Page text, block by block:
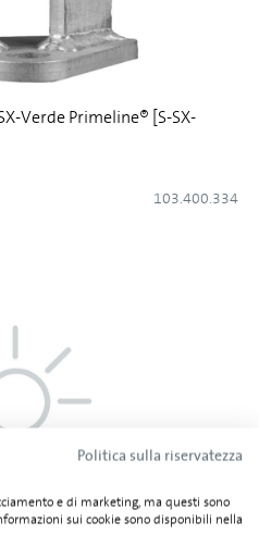
Verde Primeline® [S-SX-
103.400.334
eyelet [SAP-EAP ECO.12]
Politica sulla riservatezza
e di marketing, ma questi sono
sui cookie sono disponibili nella